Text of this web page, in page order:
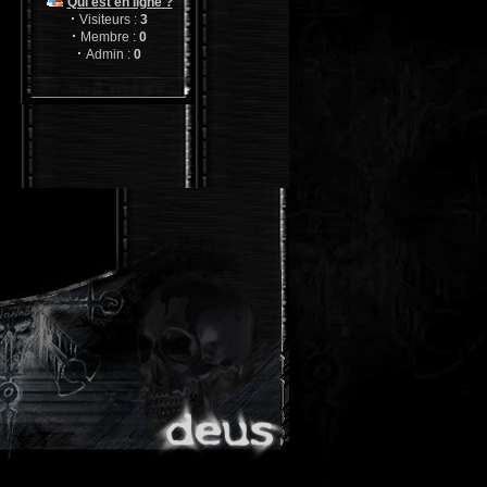
08/03/20 01:01
kkAQPT
kcduucpwc
01/02/20 09:30
sjZ1yK
27/12/19 08:28
iedgyelak
· Visiteurs : 3
· Membre : 0
· Admin : 0